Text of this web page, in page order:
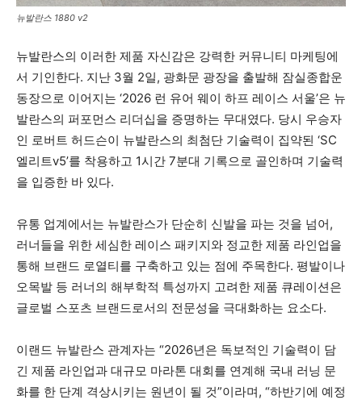
뉴발란스 1880 v2
뉴발란스의 이러한 제품 자신감은 강력한 커뮤니티 마케팅에
서 기인한다. 지난 3월 2일, 광화문 광장을 출발해 잠실종합운
동장으로 이어지는 ‘2026 런 유어 웨이 하프 레이스 서울’은 뉴
발란스의 퍼포먼스 리더십을 증명하는 무대였다. 당시 우승자
인 로버트 허드슨이 뉴발란스의 최첨단 기술력이 집약된 ‘SC
엘리트v5’를 착용하고 1시간 7분대 기록으로 골인하며 기술력
을 입증한 바 있다.
유통 업계에서는 뉴발란스가 단순히 신발을 파는 것을 넘어,
러너들을 위한 세심한 레이스 패키지와 정교한 제품 라인업을
통해 브랜드 로열티를 구축하고 있는 점에 주목한다. 평발이나
오목발 등 러너의 해부학적 특성까지 고려한 제품 큐레이션은
글로벌 스포츠 브랜드로서의 전문성을 극대화하는 요소다.
이랜드 뉴발란스 관계자는 “2026년은 독보적인 기술력이 담
긴 제품 라인업과 대규모 마라톤 대회를 연계해 국내 러닝 문
화를 한 단계 격상시키는 원년이 될 것”이라며, “하반기에 예정